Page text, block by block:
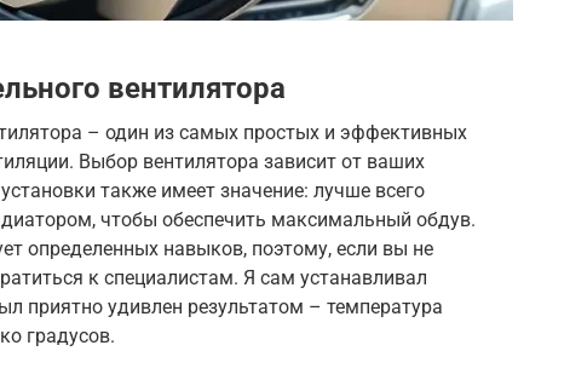
вентилятора
– один из самых простых и эффективных
Выбор вентилятора зависит от ваших
также имеет значение: лучше всего
чтобы обеспечить максимальный обдув.
определенных навыков, поэтому, если вы не
к специалистам. Я сам устанавливал
приятно удивлен результатом – температура
градусов.